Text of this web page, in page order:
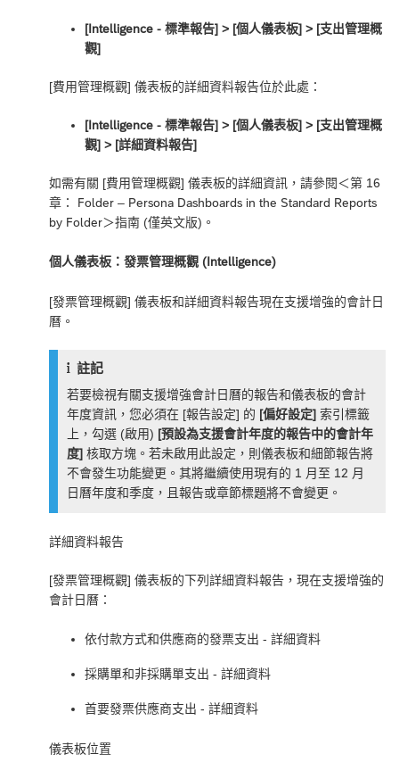
[Intelligence - 標準報告] ‎> [個人儀表板] > [支出管理概
觀]
[費用管理概觀] 儀表板的詳細資料報告位於此處：
[Intelligence - 標準報告] ‎> [個人儀表板] > [支出管理概
觀] > [詳細資料報告]
如需有關 [費用管理概觀] 儀表板的詳細資訊，請參閱＜第 16
章： Folder – Persona Dashboards in the Standard Reports
by Folder＞指南 (僅英文版)。
個人儀表板：發票管理概觀 (Intelligence)
[發票管理概觀] 儀表板和詳細資料報告現在支援增強的會計日
曆。
註記
若要檢視有關支援增強會計日曆的報告和儀表板的會計
年度資訊，您必須在 [報告設定] 的 [偏好設定] 索引標籤
上，勾選 (啟用) [預設為支援會計年度的報告中的會計年
度] 核取方塊。若未啟用此設定，則儀表板和細節報告將
不會發生功能變更。其將繼續使用現有的 1 月至 12 月
日曆年度和季度，且報告或章節標題將不會變更。
詳細資料報告
[發票管理概觀] 儀表板的下列詳細資料報告，現在支援增強的
會計日曆：
依付款方式和供應商的發票支出 - 詳細資料
採購單和非採購單支出 - 詳細資料
首要發票供應商支出 - 詳細資料
儀表板位置